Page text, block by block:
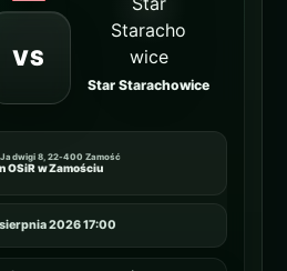
VS
Star Starachowice
8, 22-400 Zamość
OSiR w Zamościu
2026 17:00